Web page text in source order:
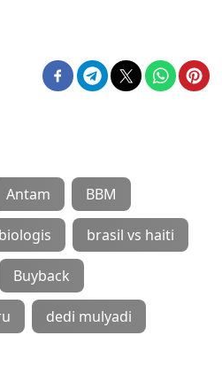
Antam BBM
biologis brasil vs haiti
Buyback
dedi mulyadi